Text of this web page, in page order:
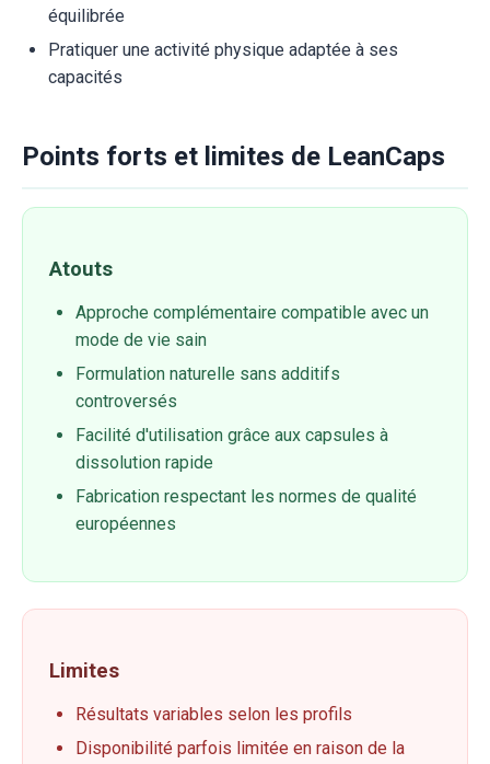
équilibrée
Pratiquer une activité physique adaptée à ses
capacités
Points forts et limites de LeanCaps
Atouts
Approche complémentaire compatible avec un
mode de vie sain
Formulation naturelle sans additifs
controversés
Facilité d'utilisation grâce aux capsules à
dissolution rapide
Fabrication respectant les normes de qualité
européennes
Limites
Résultats variables selon les profils
Disponibilité parfois limitée en raison de la